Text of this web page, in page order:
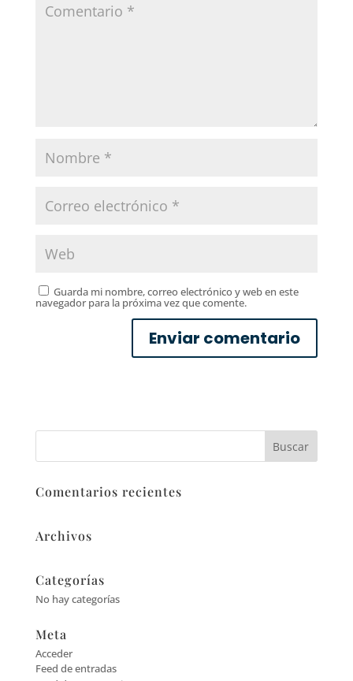
Guarda mi nombre, correo electrónico y web en este
navegador para la próxima vez que comente.
Comentarios recientes
Archivos
Categorías
No hay categorías
Meta
Acceder
Feed de entradas